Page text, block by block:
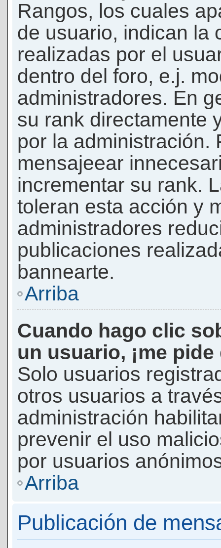
Rangos, los cuales
de usuario, indican la
realizadas por el
dentro del foro, e.j.
administradores. En
su rank directamente
por la administración.
mensajeear
incrementar su rank.
toleran esta acción y
administradores
publicaciones
bannearte.
Arriba
Cuando hago clic
un usuario, ¡me
Solo usuarios
otros usuarios a
administración
prevenir el uso
por usuarios
Arriba
Publicación de